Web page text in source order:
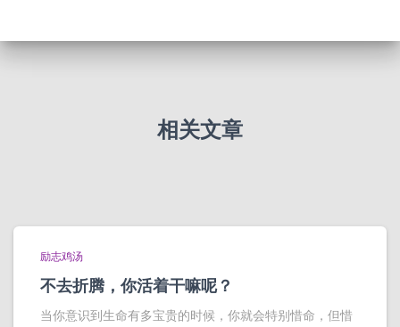
相关文章
励志鸡汤
不去折腾，你活着干嘛呢？
当你意识到生命有多宝贵的时候，你就会特别惜命，但惜